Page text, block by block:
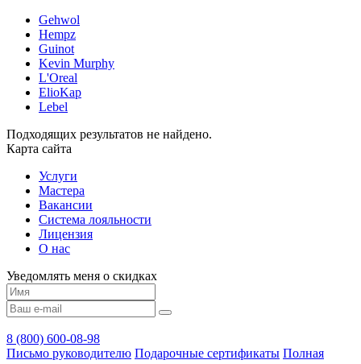
Gehwol
Hempz
Guinot
Kevin Murphy
L'Oreal
ElioKap
Lebel
Подходящих результатов не найдено.
Карта сайта
Услуги
Мастера
Вакансии
Система лояльности
Лицензия
О нас
Уведомлять меня о скидках
8 (800) 600-08-98
Письмо руководителю Подарочные сертификаты Полная